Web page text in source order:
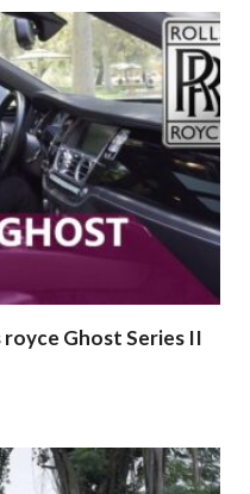
Ghost Series II